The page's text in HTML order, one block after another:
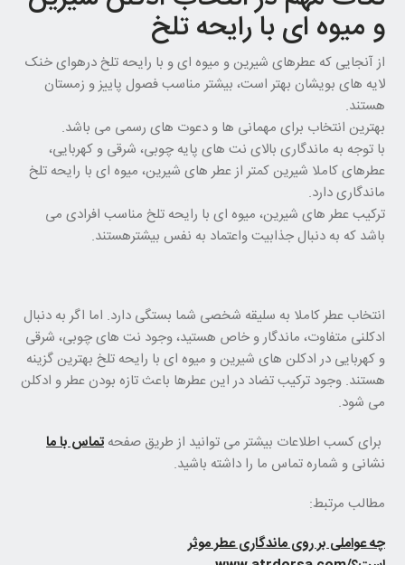
و میوه ای با رایحه تلخ
از آنجایی که عطرهای شیرین و میوه ای و با رایحه تلخ درهوای خنک
لایه های بویشان بهتر است، بیشتر مناسب فصول پاییز و زمستان
هستند.
بهترین انتخاب برای مهمانی ها و دعوت های رسمی می باشد.
با توجه به ماندگاری بالای نت های پایه چوبی، شرقی و کهربایی،
عطرهای کاملا شیرین کمتر از عطر های شیرین، میوه ای با رایحه تلخ
ماندگاری دارد.
ترکیب عطر های شیرین، میوه ای با رایحه تلخ مناسب افرادی می
باشد که به دنبال جذابیت واعتماد به نفس بیشترهستند.
انتخاب عطر کاملا به سلیقه شخصی شما بستگی دارد. اما اگر به دنبال
ادکلنی متفاوت، ماندگار و خاص هستید، وجود نت های چوبی، شرقی
و کهربایی در ادکلن های شیرین و میوه ای با رایحه تلخ بهترین گزینه
هستند. وجود ترکیب تضاد در این عطرها باعث تازه بودن عطر و ادکلن
می شود.
برای کسب اطلاعات بیشتر می توانید از طریق صفحه تماس با ما
نشانی و شماره تماس ما را داشته باشید.
مطالب مرتبط:
چه عواملی بر روی ماندگاری عطر موثر